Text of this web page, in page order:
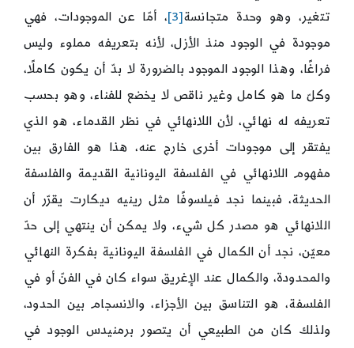
تتغير، وهو وحدة متجانسة [3]
، أمّا عن الموجودات، فهي
موجودة في الوجود منذ الأزل، لأنه بتعريفه مملوء وليس
فراغًا، وهذا الوجود الموجود بالضرورة لا بدّ أن يكون كاملًا،
وكلّ ما هو كامل وغير ناقص لا يخضع للفناء، وهو بحسب
تعريفه له نهائي، لأن اللانهائي في نظر القدماء، هو الذي
يفتقر إلى موجودات أخرى خارج عنه، هذا هو الفارق بين
مفهوم اللانهائي في الفلسفة اليونانية القديمة والفلسفة
الحديثة، فبينما نجد فيلسوفًا مثل رينيه ديكارت يقرّر أن
اللانهائي هو مصدر كل شيء، ولا يمكن أن ينتهي إلى حدّ
معيّن، نجد أن الكمال في الفلسفة اليونانية بفكرة النهائي
والمحدودة، والكمال عند الإغريق سواء كان في الفنّ أو في
الفلسفة، هو التناسق بين الأجزاء، والانسجام بين الحدود،
ولذلك كان من الطبيعي أن يتصور برمنيدس الوجود في